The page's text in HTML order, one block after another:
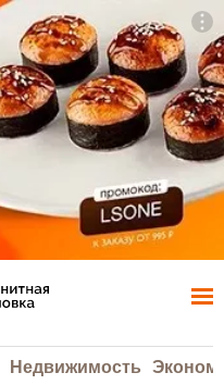
Недвижимость